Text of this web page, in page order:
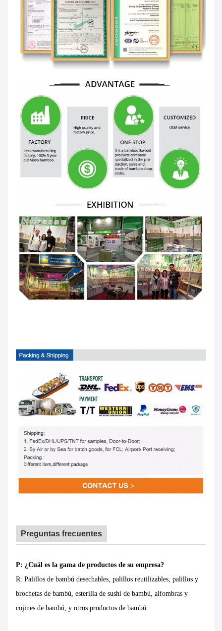
Preguntas frecuentes
P: ¿Cuál es la gama de productos de su empresa?
R: Palillos de bambú desechables, palillos reutilizables, palillos y
brochetas de bambú, esterilla de sushi de bambú, alfombras y
cojines de bambú, y otros productos de bambú.